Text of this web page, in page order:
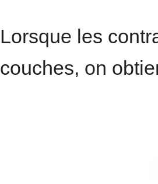
Lorsque les
couches, on